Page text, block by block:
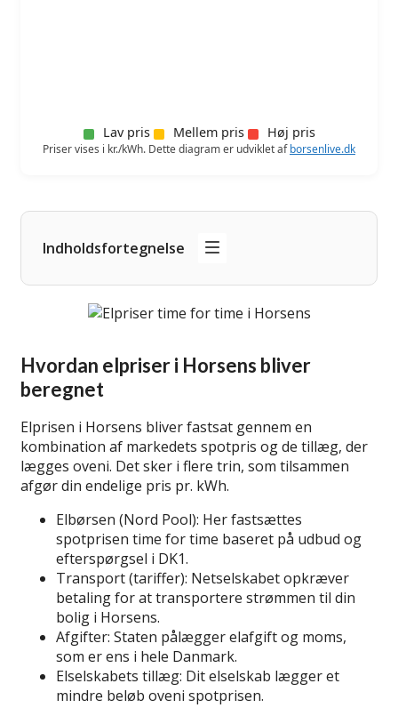
Lav pris Mellem pris Høj pris
Priser vises i kr./kWh. Dette diagram er udviklet afborsenlive.dk
Indholdsfortegnelse
Hvordan elpriser i Horsens bliver
beregnet
Elprisen i Horsens bliver fastsat gennem en
kombination af markedets spotpris og de tillæg, der
lægges oveni. Det sker i flere trin, som tilsammen
afgør din endelige pris pr. kWh.
Elbørsen (Nord Pool): Her fastsættes
spotprisen time for time baseret på udbud og
efterspørgsel i DK1.
Transport (tariffer): Netselskabet opkræver
betaling for at transportere strømmen til din
bolig i Horsens.
Afgifter: Staten pålægger elafgift og moms,
som er ens i hele Danmark.
Elselskabets tillæg: Dit elselskab lægger et
mindre beløb oveni spotprisen.